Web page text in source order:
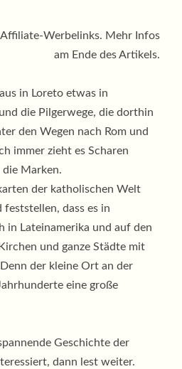
Werbelinks. Mehr Infos
am Ende des Artikels.
in Loreto etwas in
die Pilgerwege, die dorthin
den Wegen nach Rom und
immer zieht es Scharen
Marken.
der katholischen Welt
dass es in
in Lateinamerika und auf den
und ganze Städte mit
der kleine Ort an der
eine große
Geschichte der
dann lest weiter.